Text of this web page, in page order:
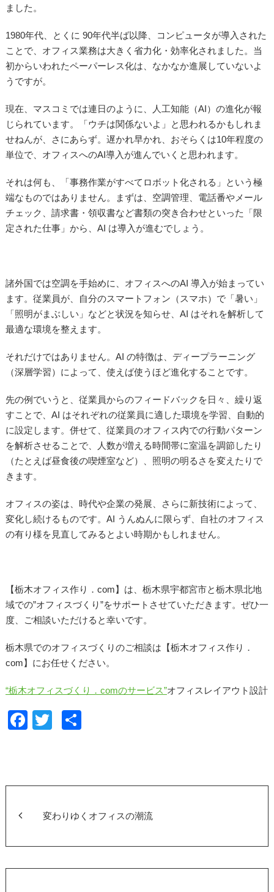
ました。
1980年代、とくに 90年代半ば以降、コンピュータが導入された
ことで、オフィス業務は大きく省力化・効率化されました。当
初からいわれたペーパーレス化は、なかなか進展していないよ
うですが。
現在、マスコミでは連日のように、人工知能（AI）の進化が報
じられています。「ウチは関係ないよ」と思われるかもしれま
せねんが、さにあらず。遅かれ早かれ、おそらくは10年程度の
単位で、オフィスへのAI導入が進んでいくと思われます。
それは何も、「事務作業がすべてロボット化される」という極
端なものではありません。まずは、空調管理、電話番やメール
チェック、請求書・領収書など書類の突き合わせといった「限
定された仕事」から、AI は導入が進むでしょう。
諸外国では空調を手始めに、オフィスへのAI 導入が始まってい
ます。従業員が、自分のスマートフォン（スマホ）で「暑い」
「照明がまぶしい」などと状況を知らせ、AI はそれを解析して
最適な環境を整えます。
それだけではありません。AI の特徴は、ディープラーニング
（深層学習）によって、使えば使うほど進化することです。
先の例でいうと、従業員からのフィードバックを日々、繰り返
すことで、AI はそれぞれの従業員に適した環境を学習、自動的
に設定します。併せて、従業員のオフィス内での行動パターン
を解析させることで、人数が増える時間帯に室温を調節したり
（たとえば昼食後の喫煙室など）、照明の明るさを変えたりで
きます。
オフィスの姿は、時代や企業の発展、さらに新技術によって、
変化し続けるものです。AI うんぬんに限らず、自社のオフィス
の有り様を見直してみるとよい時期かもしれません。
【栃木オフィス作り．com】は、栃木県宇都宮市と栃木県北地
域での”オフィスづくり”をサポートさせていただきます。ぜひ一
度、ご相談いただけると幸いです。
栃木県でのオフィスづくりのご相談は【栃木オフィス作り．
com】にお任せください。
“栃木オフィスづくり．comのサービス”オフィスレイアウト設計
F
変わりゆくオフィスの潮流